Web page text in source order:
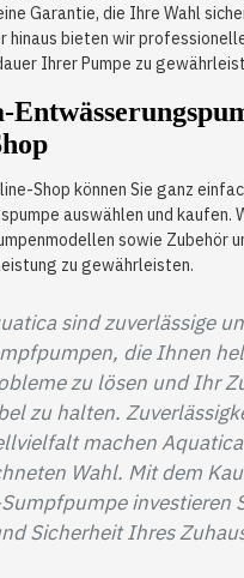
Garantie, die Ihre Wahl
hinaus bieten wir
Ihrer Pumpe zu
Shop können Sie ganz
auswählen und kaufen.
sowie Zubehör
zu gewährleisten.
sind zuverlässige
die Ihnen
zu lösen und Ihr
zu halten.
machen
Wahl. Mit dem
investieren
Sicherheit Ihres